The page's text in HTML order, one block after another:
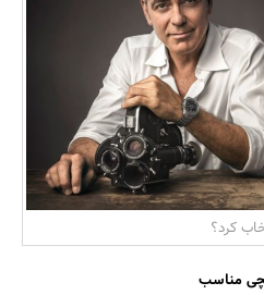
بانک، بیمه و سرمایه
مسکن و ساختمان
کرد؟
مناسب